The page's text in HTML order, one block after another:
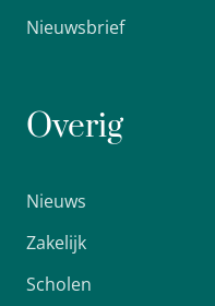
Nieuwsbrief
Overig
Nieuws
Zakelijk
Scholen